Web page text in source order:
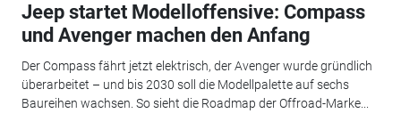
Jeep startet Modelloffensive: Compass
und Avenger machen den Anfang
Der Compass fährt jetzt elektrisch, der Avenger wurde gründlich
überarbeitet – und bis 2030 soll die Modellpalette auf sechs
Baureihen wachsen. So sieht die Roadmap der Offroad-Marke...